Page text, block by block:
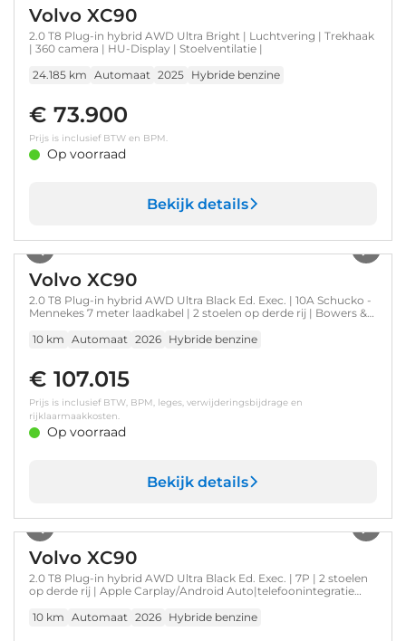
Volvo XC90
2.0 T8 Plug-in hybrid AWD Ultra Bright | Luchtvering | Trekhaak
| 360 camera | HU-Display | Stoelventilatie |
24.185 km Automaat 2025 Hybride benzine
€ 73.900
Prijs is inclusief BTW en BPM.
Op voorraad
Bekijk details
Volvo XC90
2.0 T8 Plug-in hybrid AWD Ultra Black Ed. Exec. | 10A Schucko -
Mennekes 7 meter laadkabel | 2 stoelen op derde rij | Bowers &
10 km Automaat 2026 Hybride benzine
€ 107.015
Prijs is inclusief BTW, BPM, leges, verwijderingsbijdrage en
rijklaarmaakkosten.
Op voorraad
Bekijk details
Volvo XC90
2.0 T8 Plug-in hybrid AWD Ultra Black Ed. Exec. | 7P | 2 stoelen
op derde rij | Apple Carplay/Android Auto|telefoonintegratie
10 km Automaat 2026 Hybride benzine